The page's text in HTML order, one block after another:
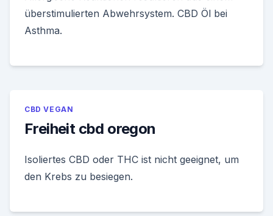
überstimulierten Abwehrsystem. CBD Öl bei
Asthma.
CBD VEGAN
Freiheit cbd oregon
Isoliertes CBD oder THC ist nicht geeignet, um
den Krebs zu besiegen.